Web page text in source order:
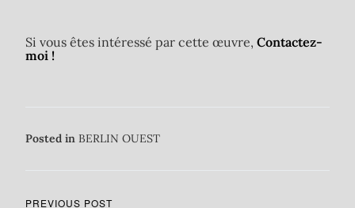
Si vous êtes intéressé par cette œuvre, Contactez-
moi !
Posted in BERLIN OUEST
PREVIOUS POST